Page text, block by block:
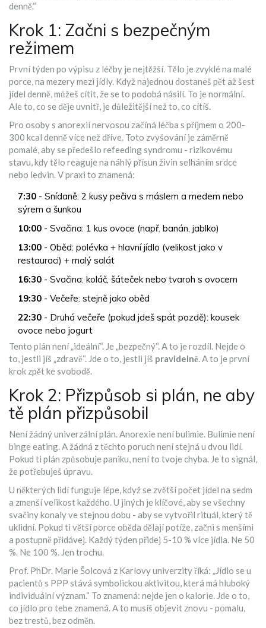
denně.“
Krok 1: Začni s bezpečným
režimem
První týden po výpisu z léčby je nejtěžší. Tělo je zvyklé na malé
porce, na mezery mezi jídly. Když najednou dostaneš pět až šest
jídel denně, můžeš cítit, že se to podobá násilí. To je normální.
Ale to, co se děje uvnitř, je důležitější než to, co cítíš.
Pro osoby s anorexií nervosou začíná léčba s příjmem o 200-
300 kcal denně více než dříve. Toto zvyšování je záměrně
pomalé, aby se předešlo refeeding syndromu - rizikovému
stavu, kdy tělo reaguje na náhlý přísun živin selháním srdce
nebo ledvin. V praxi to znamená:
7:30 - Snídaně: 2 kusy pečiva s máslem a medem nebo
sýrem a šunkou
10:00 - Svačina: 1 kus ovoce (např. banán, jablko)
13:00 - Oběd: polévka + hlavní jídlo (velikost jako v
restauraci) + malý salát
16:30 - Svačina: koláč, šáteček nebo tvaroh s ovocem
19:30 - Večeře: stejně jako oběd
22:30 - Druhá večeře (pokud jdeš spát pozdě): kousek
ovoce nebo jogurt
Tento plán není „ideální“. Je „bezpečný“. A to je rozdíl. Nejde o
to, jestli jíš „zdravě“. Jde o to, jestli jíš pravidelně. A to je první
krok zpět ke svobodě.
Krok 2: Přizpůsob si plán, ne aby
tě plán přizpůsobil
Není žádný univerzální plán. Anorexie není bulimie. Bulimie není
binge eating. A žádná z těchto poruch není stejná u dvou lidí.
Pokud ti plán způsobuje paniku, není to tvoje chyba. Je to signál,
že potřebuješ úpravu.
U některých lidí funguje lépe, když se zvětší počet jídel na sedm
a zmenší velikost každého. U jiných je klíčové, aby se všechny
svačiny konaly ve stejnou dobu - aby se vytvořil rituál, který tě
uklidní. Pokud ti větší porce oběda dělají potíže, začni s menšími
a postupně přidávej. Každý týden přidej 5-10 % více jídla. Ne 50
%. Ne 100 %. Jen trochu.
Prof. PhDr. Marie Šolcová z Karlovy univerzity říká: „Jídlo se u
pacientů s PPP stává symbolickou aktivitou, která má hluboký
individuální význam.“ To znamená: nejde jen o kalorie. Jde o to,
co jídlo pro tebe znamená. A to musíš objevit znovu - pomalu,
bez trestů, bez odměn.